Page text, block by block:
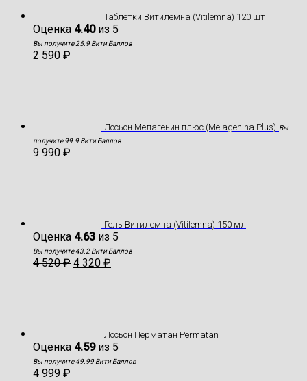
Таблетки Витилемна (Vitilemna) 120 шт
Оценка 4.40из 5
Вы получите 25.9 Вити Баллов
2 590 ₽
Лосьон Мелагенин плюс (Melagenina Plus) Вы
получите 99.9 Вити Баллов
9 990 ₽
Гель Витилемна (Vitilemna) 150 мл
Оценка 4.63 из 5
Вы получите 43.2 Вити Баллов
4 520₽ 4 320 ₽
Лосьон Перматан Permatan
Оценка 4.59из 5
Вы получите 49.99 Вити Баллов
4 999 ₽